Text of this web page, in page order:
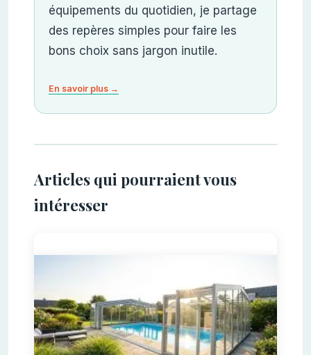
équipements du quotidien, je partage
des repères simples pour faire les
bons choix sans jargon inutile.
En savoir plus →
Articles qui pourraient vous
intéresser